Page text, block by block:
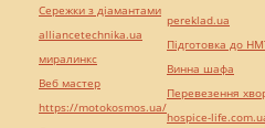
Сережки з діамантами
alliancetechnika.ua
миралинкс
Веб мастер
https://motokosmos.ua/
pereklad.ua
Підготовка до
Винна шафа
Перевезення
hospice-